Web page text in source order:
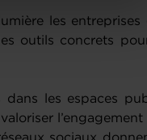
les entreprises
outils concrets
dans les espaces
l’engagement